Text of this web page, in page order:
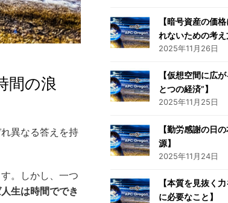
間の浪
異なる答えを持
。しかし、一つ
生は時間ででき
【暗号資産の価
れないための考え
2025年11月26日
【仮想空間に広
とつの経済”】
2025年11月25日
【勤労感謝の日
源】
2025年11月24日
【本質を見抜く
に必要なこと】